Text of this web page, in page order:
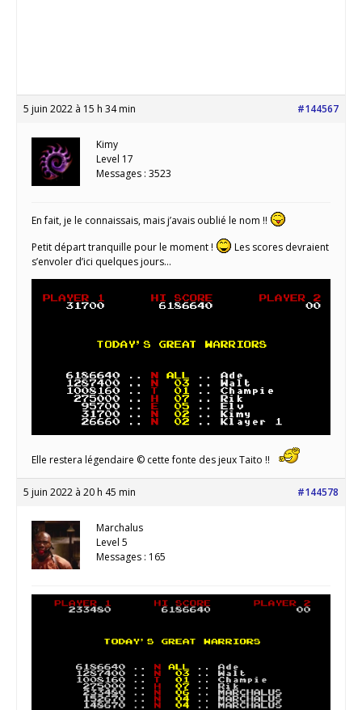
5 juin 2022 à 15 h 34 min #144567
Kimy
Level 17
Messages : 3523
En fait, je le connaissais, mais j’avais oublié le nom !!
Petit départ tranquille pour le moment !
Les scores devraient
s’envoler d’ici quelques jours…
Elle restera légendaire © cette fonte des jeux Taito !!
5 juin 2022 à 20 h 45 min #144578
Marchalus
Level 5
Messages : 165